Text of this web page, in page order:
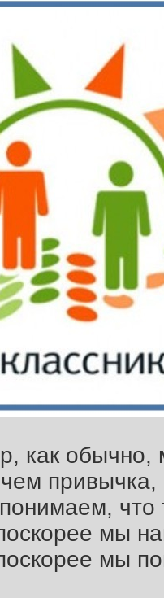
как обычно,
привычка,
что
мы
мы